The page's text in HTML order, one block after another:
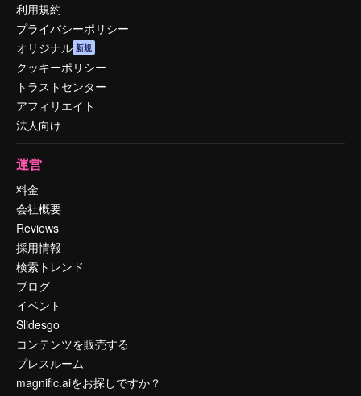
利用規約
プライバシーポリシー
オリジナル 新規
クッキーポリシー
トラストセンター
アフィリエイト
法人向け
運営
料金
会社概要
Reviews
採用情報
検索トレンド
ブログ
イベント
Slidesgo
コンテンツを販売する
プレスルーム
magnific.aiをお探しですか？